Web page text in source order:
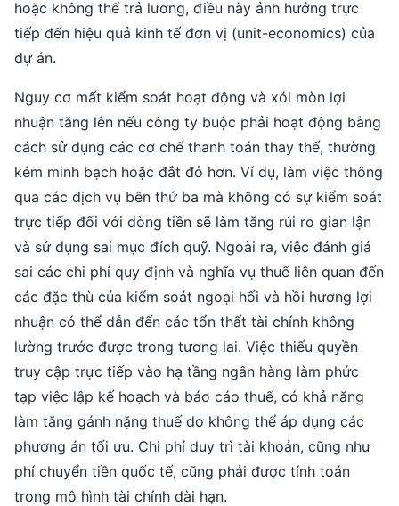
hoặc không thể trả lương, điều này ảnh hưởng trực
tiếp đến hiệu quả kinh tế đơn vị (unit-economics) của
dự án.
Nguy cơ mất kiểm soát hoạt động và xói mòn lợi
nhuận tăng lên nếu công ty buộc phải hoạt động bằng
cách sử dụng các cơ chế thanh toán thay thế, thường
kém minh bạch hoặc đắt đỏ hơn. Ví dụ, làm việc thông
qua các dịch vụ bên thứ ba mà không có sự kiểm soát
trực tiếp đối với dòng tiền sẽ làm tăng rủi ro gian lận
và sử dụng sai mục đích quỹ. Ngoài ra, việc đánh giá
sai các chi phí quy định và nghĩa vụ thuế liên quan đến
các đặc thù của kiểm soát ngoại hối và hồi hương lợi
nhuận có thể dẫn đến các tổn thất tài chính không
lường trước được trong tương lai. Việc thiếu quyền
truy cập trực tiếp vào hạ tầng ngân hàng làm phức
tạp việc lập kế hoạch và báo cáo thuế, có khả năng
làm tăng gánh nặng thuế do không thể áp dụng các
phương án tối ưu. Chi phí duy trì tài khoản, cũng như
phí chuyển tiền quốc tế, cũng phải được tính toán
trong mô hình tài chính dài hạn.